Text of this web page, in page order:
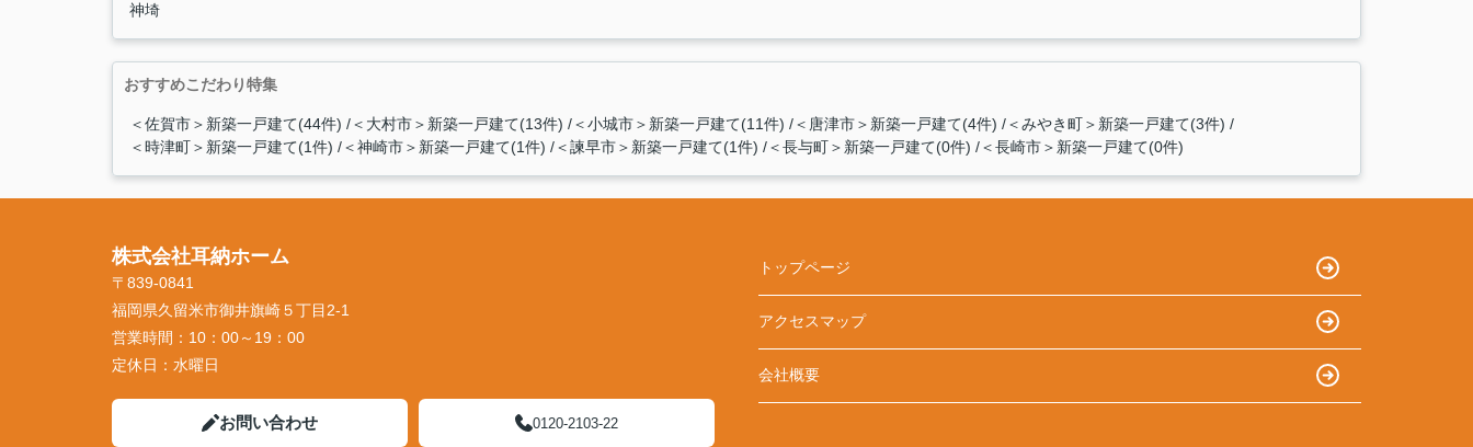
神埼
おすすめこだわり特集
＜佐賀市＞新築一戸建て(44件) ＜大村市＞新築一戸建て(13件) ＜小城市＞新築一戸建て(11件) ＜唐津市＞新築一戸建て(4件)
＜みやき町＞新築一戸建て(3件)
＜時津町＞新築一戸建て(1件)
＜神崎市＞新築一戸建て(1件) ＜諫早市＞新築一戸建て(1件) ＜長与町＞新築一戸建て(0件) ＜長崎市＞新築一戸建て(0件)
株式会社耳納ホーム
〒839-0841
福岡県久留米市御井旗崎５丁目2-1
営業時間： 10：00～19：00
定休日： 水曜日
お問い合わせ 0120-2103-22
トップページ
アクセスマップ
会社概要